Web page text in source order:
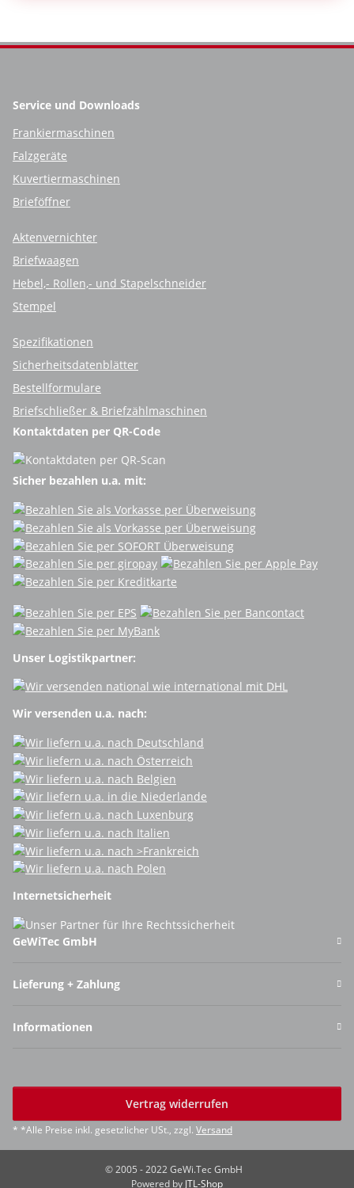
Service und Downloads
Frankiermaschinen
Falzgeräte
Kuvertiermaschinen
Brieföffner
Aktenvernichter
Briefwaagen
Hebel,- Rollen,- und Stapelschneider
Stempel
Spezifikationen
Sicherheitsdatenblätter
Bestellformulare
Briefschließer & Briefzählmaschinen
Kontaktdaten per QR-Code
Sicher bezahlen u.a. mit:
Unser Logistikpartner:
Wir versenden u.a. nach:
Internetsicherheit
GeWiTec GmbH
Lieferung + Zahlung
Informationen
Vertrag widerrufen
* *Alle Preise inkl. gesetzlicher USt., zzgl. Versand
© 2005 - 2022 GeWi.Tec GmbH
Powered by JTL-Shop